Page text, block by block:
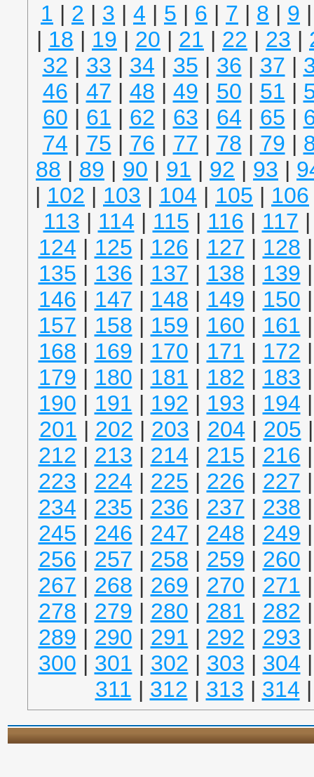
1 | 2 | 3 | 4 | 5 | 6 | 7 | 8 | 9
| 18 | 19 | 20 | 21 | 22 | 23 |
32 | 33 | 34 | 35 | 36 | 37 |
46 | 47 | 48 | 49 | 50 | 51 |
60 | 61 | 62 | 63 | 64 | 65 |
74 | 75 | 76 | 77 | 78 | 79 |
88 | 89 | 90 | 91 | 92 | 93 |
| 102 | 103 | 104 | 105 | 106
113 | 114 | 115 | 116 | 117
124 | 125 | 126 | 127 | 128
135 | 136 | 137 | 138 | 139
146 | 147 | 148 | 149 | 150
157 | 158 | 159 | 160 | 161
168 | 169 | 170 | 171 | 172
179 | 180 | 181 | 182 | 183
190 | 191 | 192 | 193 | 194
201 | 202 | 203 | 204 | 205
212 | 213 | 214 | 215 | 216
223 | 224 | 225 | 226 | 227
234 | 235 | 236 | 237 | 238
245 | 246 | 247 | 248 | 249
256 | 257 | 258 | 259 | 260
267 | 268 | 269 | 270 | 271
278 | 279 | 280 | 281 | 282
289 | 290 | 291 | 292 | 293
300 | 301 | 302 | 303 | 304
311 | 312 | 313 | 314